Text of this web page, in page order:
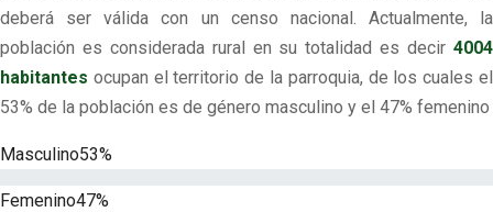
deberá ser válida con un censo nacional. Actualmente, la
población es considerada rural en su totalidad es decir 4004
habitantes ocupan el territorio de la parroquia, de los cuales el
53% de la población es de género masculino y el 47% femenino
Masculino53%
Femenino47%